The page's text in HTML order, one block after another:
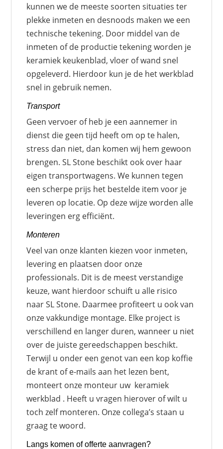
kunnen we de meeste soorten situaties ter
plekke inmeten en desnoods maken we een
technische tekening. Door middel van de
inmeten of de productie tekening worden je
keramiek keukenblad, vloer of wand snel
opgeleverd. Hierdoor kun je de het werkblad
snel in gebruik nemen.
Transport
Geen vervoer of heb je een aannemer in
dienst die geen tijd heeft om op te halen,
stress dan niet, dan komen wij hem gewoon
brengen. SL Stone beschikt ook over haar
eigen transportwagens. We kunnen tegen
een scherpe prijs het bestelde item voor je
leveren op locatie. Op deze wijze worden alle
leveringen erg efficiënt.
Monteren
Veel van onze klanten kiezen voor inmeten,
levering en plaatsen door onze
professionals. Dit is de meest verstandige
keuze, want hierdoor schuift u alle risico
naar SL Stone. Daarmee profiteert u ook van
onze vakkundige montage. Elke project is
verschillend en langer duren, wanneer u niet
over de juiste gereedschappen beschikt.
Terwijl u onder een genot van een kop koffie
de krant of e-mails aan het lezen bent,
monteert onze monteur uw keramiek
werkblad . Heeft u vragen hierover of wilt u
toch zelf monteren. Onze collega’s staan u
graag te woord.
Langs komen of offerte aanvragen?